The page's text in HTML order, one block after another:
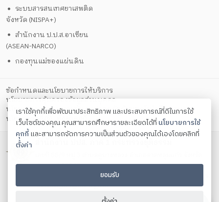
ระบบสารสนเทศยาเสพติด
จังหวัด (NISPA+)
สำนักงาน ป.ป.ส.อาเซียน
(ASEAN-NARCO)
กองทุนแม่ของแผ่นดิน
ข้อกำหนดและนโยบายการให้บริการ
นโยบายการคุ้มครองข้อมูลส่วนบุคคล
นโยบายการรักษาความมั่นคงปลอดภัยด้วยเทคโนโลยีสารสนเทศ
นโยบายคุกกี้
ตั้งค่าคุกกี้
สำนักงาน ปปส. ภาค 1 กระทรวงยุติธรรม
ปทุมธานี 12140
โทรศัพท์ 0 2593 4529-33 โทรสาร 0 2593 4510 Contact us:
saraban_or1@oncb.go.th
เราใช้คุกกี้เพื่อพัฒนาประสิทธิภาพ และประสบการณ์ที่ดีในการใช้
เว็บไซต์ของคุณ คุณสามารถศึกษารายละเอียดได้ที่ นโยบายการใช้
คุกกี้และสามารถจัดการความเป็นส่วนตัวของคุณได้เองโดยคลิกที่
ตั้งค่า
ยอมรับ